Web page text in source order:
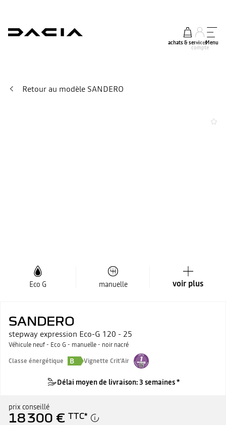
achats & services
mon
compte
Menu
Retour au modèle SANDERO
Eco G manuelle voir plus
SANDERO
stepway expression Eco-G 120 - 25
Véhicule neuf - Eco G - manuelle - noir nacré
Classe énergétique
B Vignette Crit'Air
Délai moyen de livraison: 3 semaines *
prix conseillé
18 300 € TTC*